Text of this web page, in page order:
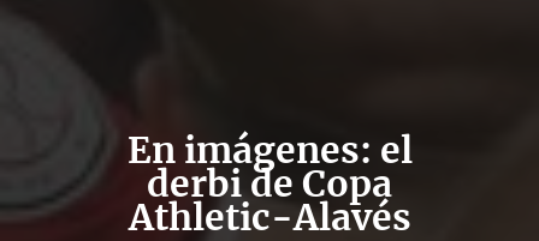
En imágenes: el
derbi de Copa
Athletic-Alavés